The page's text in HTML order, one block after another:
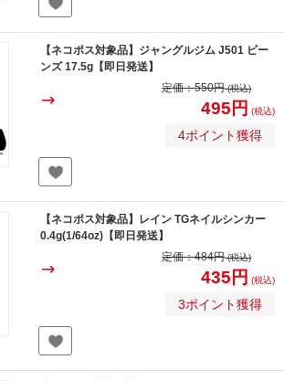
【ネコポス対象品】ジャングルジム J501 ビー
ンズ 17.5g【即日発送】
定価：550円(税込)
495円 (税込)
4ポイント獲得
【ネコポス対象品】レイン TGネイルシンカー
0.4g(1/64oz)【即日発送】
定価：484円(税込)
435円 (税込)
3ポイント獲得